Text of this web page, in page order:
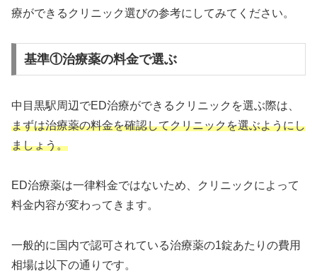
療ができるクリニック選びの参考にしてみてください。
基準①治療薬の料金で選ぶ
中目黒駅周辺でED治療ができるクリニックを選ぶ際は、
まずは治療薬の料金を確認してクリニックを選ぶようにし
ましょう。
ED治療薬は一律料金ではないため、クリニックによって
料金内容が変わってきます。
一般的に国内で認可されている治療薬の1錠あたりの費用
相場は以下の通りです。